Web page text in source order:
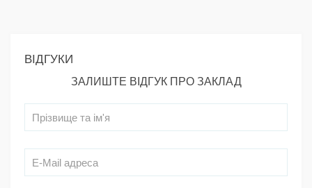
ВІДГУКИ
ЗАЛИШТЕ ВІДГУК ПРО ЗАКЛАД